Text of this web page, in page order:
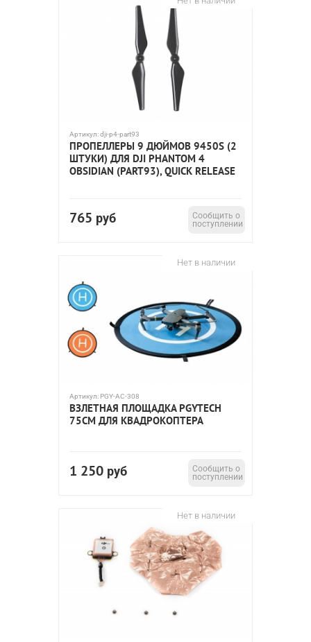
Артикул:dji-p4-part93
ПРОПЕЛЛЕРЫ 9 ДЮЙМОВ 9450S (2
ШТУКИ) ДЛЯ DJI PHANTOM 4
OBSIDIAN (PART93), QUICK RELEASE
765 руб
Сообщить о
поступлении
Нет в наличии
Артикул: PGY-AC-308
ВЗЛЕТНАЯ ПЛОЩАДКА PGYTECH
75СМ ДЛЯ КВАДРОКОПТЕРА
1 250 руб
Сообщить о
поступлении
Нет в наличии